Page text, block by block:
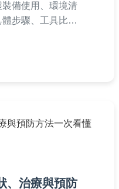
備使用、環境清
步驟、工具比較
一般民眾參考。
、治療與預防